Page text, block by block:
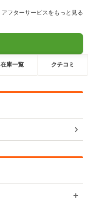
アフターサービスをもっと見る
在庫一覧 クチコミ